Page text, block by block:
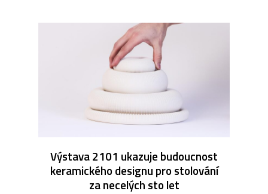
Výstava 2101 ukazuje budoucnost
keramického designu pro stolování
za necelých sto let